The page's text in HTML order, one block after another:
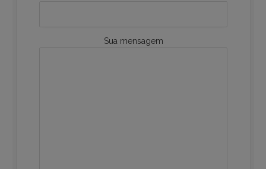
Sua mensagem